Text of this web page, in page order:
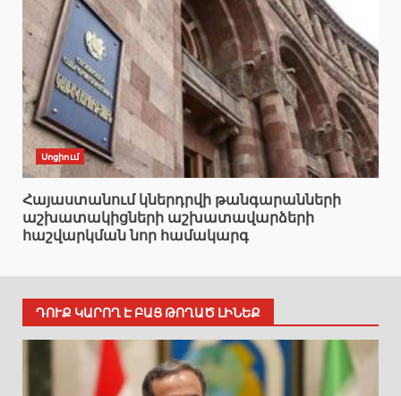
Սոցիում
Հայաստանում կներդրվի թանգարանների
աշխատակիցների աշխատավարձերի
հաշվարկման նոր համակարգ
ԴՈՒՔ ԿԱՐՈՂ Է ԲԱՑ ԹՈՂԱԾ ԼԻՆԵՔ